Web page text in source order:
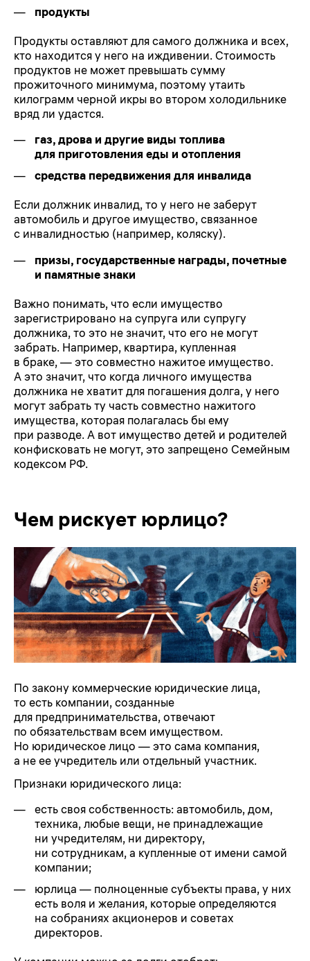
продукты
Продукты оставляют для самого должника и всех,
кто находится у него на иждивении. Стоимость
продуктов не может превышать сумму
прожиточного минимума, поэтому утаить
килограмм черной икры во втором холодильнике
вряд ли удастся.
газ, дрова и другие виды топлива
для приготовления еды и отопления
средства передвижения для инвалида
Если должник инвалид, то у него не заберут
автомобиль и другое имущество, связанное
с инвалидностью (например, коляску).
призы, государственные награды, почетные
и памятные знаки
Важно понимать, что если имущество
зарегистрировано на супруга или супругу
должника, то это не значит, что его не могут
забрать. Например, квартира, купленная
в браке, — это совместно нажитое имущество.
А это значит, что когда личного имущества
должника не хватит для погашения долга, у него
могут забрать ту часть совместно нажитого
имущества, которая полагалась бы ему
при разводе. А вот имущество детей и родителей
конфисковать не могут, это запрещено Семейным
кодексом РФ.
Чем рискует юрлицо?
По закону коммерческие юридические лица,
то есть компании, созданные
для предпринимательства, отвечают
по обязательствам всем имуществом.
Но юридическое лицо — это сама компания,
а не ее учредитель или отдельный участник.
Признаки юридического лица:
есть своя собственность: автомобиль, дом,
техника, любые вещи, не принадлежащие
ни учредителям, ни директору,
ни сотрудникам, а купленные от имени самой
компании;
юрлица — полноценные субъекты права, у них
есть воля и желания, которые определяются
на собраниях акционеров и советах
директоров.